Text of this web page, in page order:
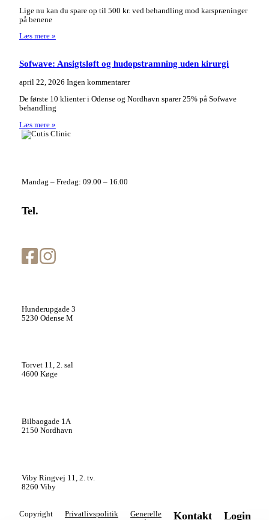
Lige nu kan du spare op til 500 kr. ved behandling mod karspræninger
på benene
Læs mere »
Sofwave: Ansigtsløft og hudopstramning uden kirurgi
april 22, 2026 Ingen kommentarer
De første 10 klienter i Odense og Nordhavn sparer 25% på Sofwave
behandling
Læs mere »
Mandag – Fredag: 09.00 – 16.00
Tel.
Hunderupgade 3
5230 Odense M
Torvet 11, 2. sal
4600 Køge
Bilbaogade 1A
2150 Nordhavn
Viby Ringvej 11, 2. tv.
8260 Viby
Copyright
Privatlivspolitik
Generelle
Kontakt Login